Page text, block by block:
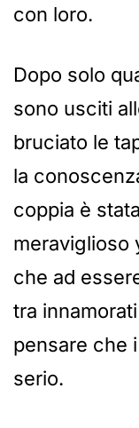
con loro.
Dopo solo
sono usciti
bruciato le
la
coppia è
meraviglioso
che ad
tra
pensare che
serio.